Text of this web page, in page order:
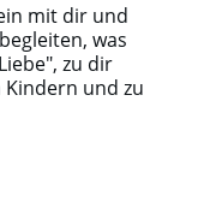
mit dir und
was
zu dir
und zu